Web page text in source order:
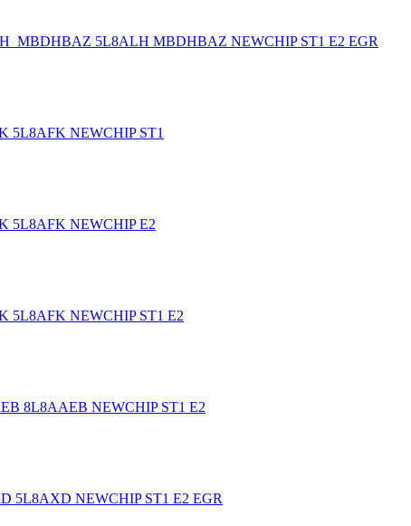
5L8ALH MBDHBAZ NEWCHIP ST1 E2 EGR
5L8AFK NEWCHIP ST1
5L8AFK NEWCHIP E2
5L8AFK NEWCHIP ST1 E2
8L8AAEB NEWCHIP ST1 E2
5L8AXD NEWCHIP ST1 E2 EGR